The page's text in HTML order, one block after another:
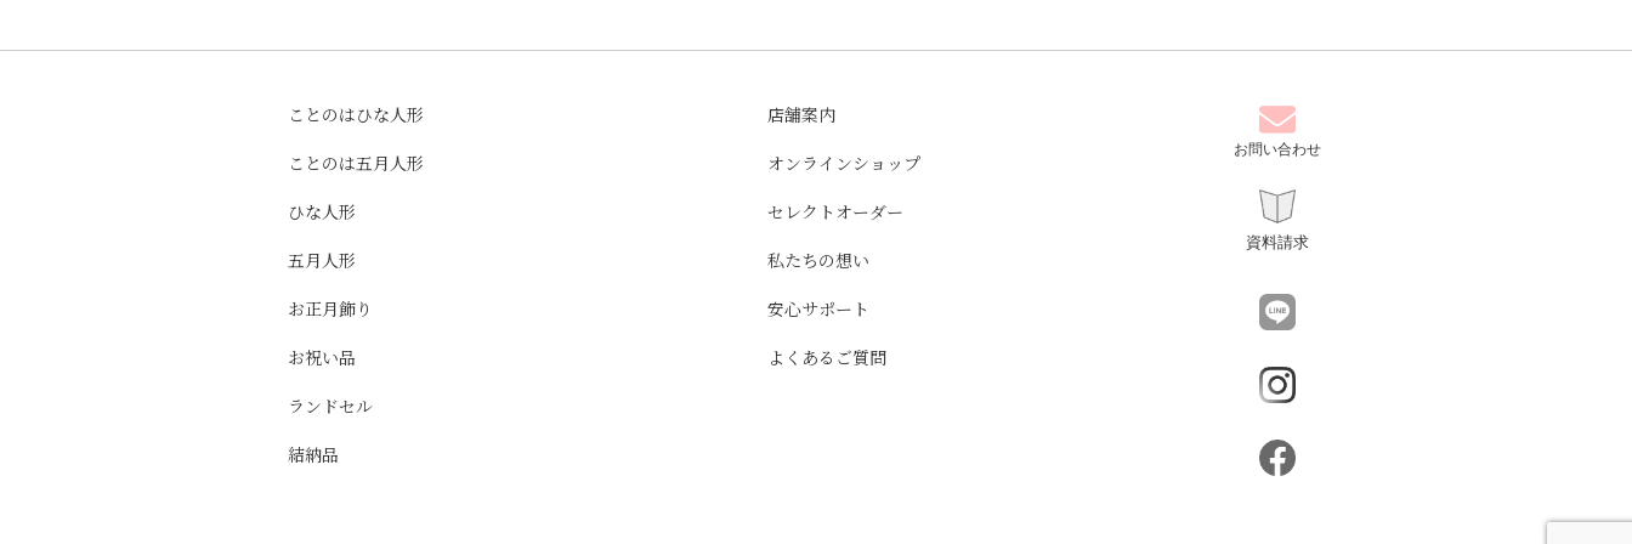
ことのはひな人形
ことのは五月人形
ひな人形
五月人形
お正月飾り
お祝い品
ランドセル
結納品
店舗案内
オンラインショップ
セレクトオーダー
私たちの想い
安心サポート
よくあるご質問
お問い合わせ
資料請求